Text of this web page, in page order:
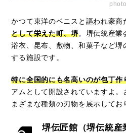
かつて東洋のベニスと謳われ豪商
として栄えた町、堺。堺伝統産業
浴衣、昆布、敷物、和菓子など
する施設です。
特に全国的にも名高いのが包丁作
アムとして開設されていますよ。
まざまな種類の刃物を展示してお
堺伝匠館（堺伝統産